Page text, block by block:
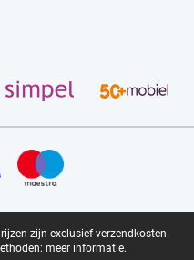
zijn exclusief verzendkosten.
meer informatie.